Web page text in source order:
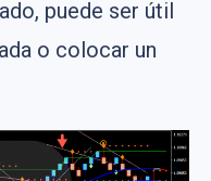
puede ser útil
o colocar un